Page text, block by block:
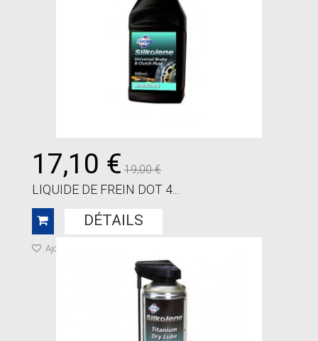
17,10 € 19,00 €
LIQUIDE DE FREIN DOT 4...
DÉTAILS
Ajouter à ma liste de cadeaux